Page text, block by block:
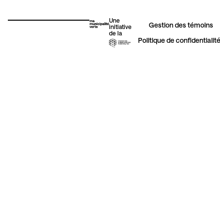
Une
initiative
de la
Gestion des témoins​
Politique de confidentialité